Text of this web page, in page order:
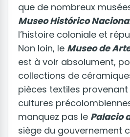
que de nombreux
Museo Histórico
l’histoire coloniale et
Non loin, le Museo de
est à voir absolument,
collections de
pièces textiles
cultures
manquez pas le Palacio
siège du gouvernement